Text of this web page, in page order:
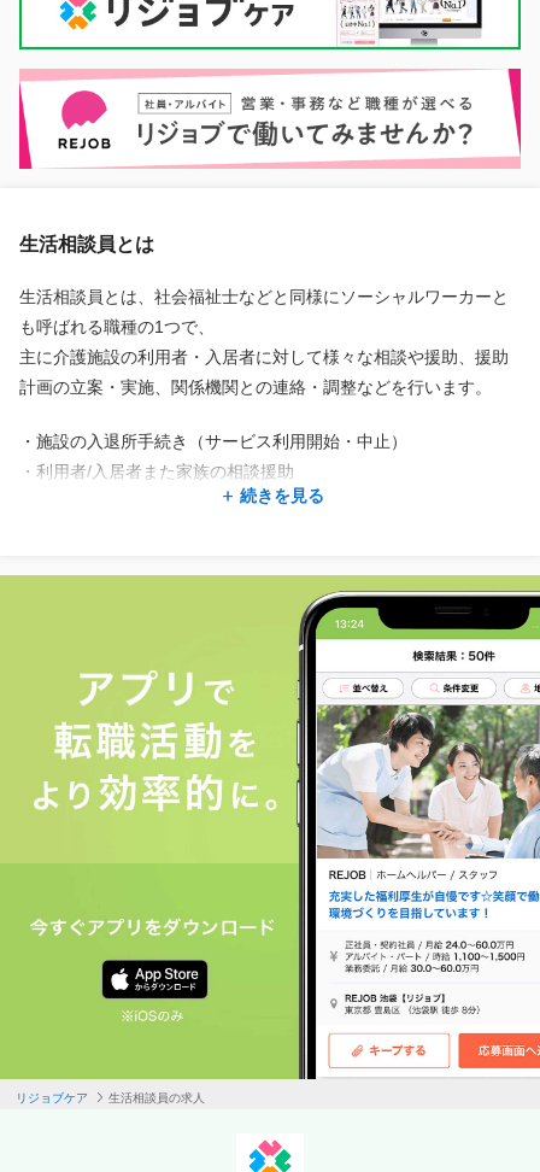
生活相談員とは
生活相談員とは、社会福祉士などと同様にソーシャルワーカーと
も呼ばれる職種の1つで、
主に介護施設の利用者・入居者に対して様々な相談や援助、援助
計画の立案・実施、関係機関との連絡・調整などを行います。
・施設の入退所手続き（サービス利用開始・中止）
・利用者/入居者また家族の相談援助
・ケアマネジャー、地域、他機関との連絡・調整業務
勤務先は特別養護老人ホーム、ショートステイ、デイサービス
（通所介護）、有料老人ホーム、介護老人保健施設（職種名称は
ケアマネジャーと連携して業務を行うこともありますが、ケアマ
ネジャーとは違いケアプランの作成をすることはありません。
生活相談員になるためには、主に社会福祉士、精神保健福祉士、
社会福祉主事任用資格のいずれかが必要となりますが、
具体的な要件は各自治体によって異なります。
生活相談員は年齢問わず活躍ができる職種
近年、高齢化社会が進み介護の需要が増えています。介護福祉
士、ケアマネジャーとならんで、生活相談員の需要も高まってい
特に東京のような人口が集中している都市部では、介護の仕事の
続きを見る
リジョブケア 生活相談員の求人